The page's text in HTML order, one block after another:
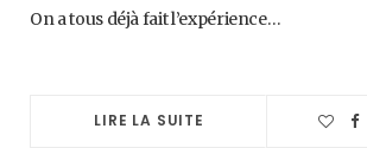
On a tous déjà fait l’expérience…
LIRE LA SUITE